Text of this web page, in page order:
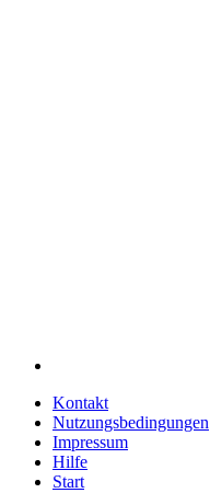
Kontakt
Nutzungsbedingungen
Impressum
Hilfe
Start